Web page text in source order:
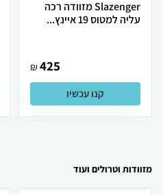
Slazenger מזוודה רכה
עליה למטוס 19 איינץ...
425
₪
קנו עכשיו
מזוודות וטרולים ועוד